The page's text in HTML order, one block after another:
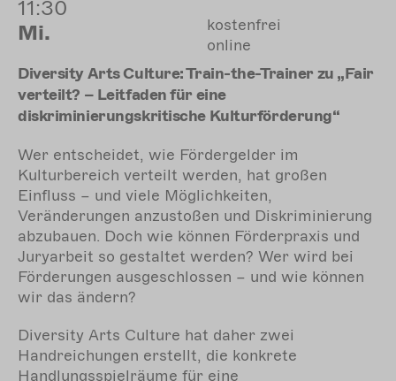
11:30
Mi.
kostenfrei
online
Diversity Arts Culture: Train-the-Trainer zu „Fair
verteilt? – Leitfaden für eine
diskriminierungskritische Kulturförderung“
Wer entscheidet, wie Fördergelder im
Kulturbereich verteilt werden, hat großen
Einfluss – und viele Möglichkeiten,
Veränderungen anzustoßen und Diskriminierung
abzubauen. Doch wie können Förderpraxis und
Juryarbeit so gestaltet werden? Wer wird bei
Förderungen ausgeschlossen – und wie können
wir das ändern?
Diversity Arts Culture hat daher zwei
Handreichungen erstellt, die konkrete
Handlungsspielräume für eine